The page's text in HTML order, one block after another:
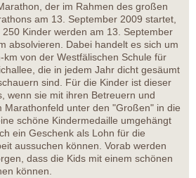
der im Rahmen des großen
am 13. September 2009 startet,
Kinder werden am 13. September
absolvieren. Dabei handelt es sich um
von der Westfälischen Schule für
die in jedem Jahr dicht gesäumt
sind. Für die Kinder ist dieser
wenn sie mit ihren Betreuern und
Marathonfeld unter den "Großen" in die
schöne Kindermedaille umgehängt
ein Geschenk als Lohn für die
aussuchen können. Vorab werden
dass die Kids mit einem schönen
können.